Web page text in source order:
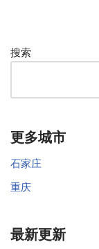
搜索
更多城市
石家庄
重庆
最新更新